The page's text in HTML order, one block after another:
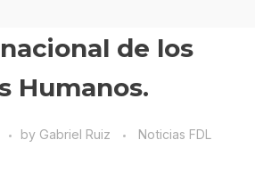
de los
Humanos.
by Gabriel Ruiz Noticias FDL